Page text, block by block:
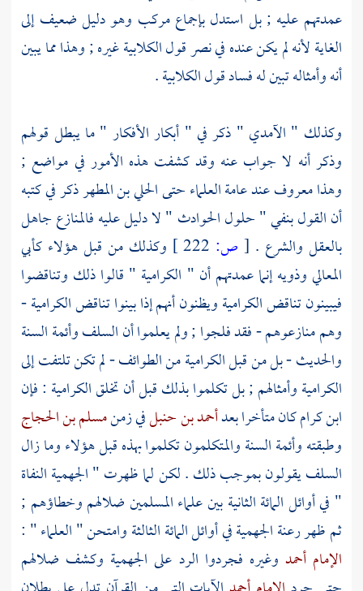
عمدتهم عليه ; بل استدل بإجماع مركب وهو دليل ضعيف إلى
الغاية لأنه لم يكن عنده في نصر قولالكلابيةغيره ; وهذا مما يبين
أنه وأمثاله تبين له فساد قولالكلابية.
وكذلك " الآمدي " ذكر في " أبكار الأفكار " ما يبطل قولهم
وذكر أنه لا جواب عنه وقد كشفت هذه الأمور في مواضع ;
وهذا معروف عند عامة العلماء حتىالحلي بن المطهرذكر في كتبه
أن القول بنفي " حلول الحوادث " لا دليل عليه فالمنازع جاهل
بالعقل والشرع . [ ص: وكذلك من قبل هؤلاء كأبي
المعاليوذويه إنما عمدتهم أن " الكرامية " قالوا ذلك وتناقضوا
فيبينون تناقضالكراميةويظنون أنهم إذا بينوا تناقضالكرامية-
وهم منازعوهم - فقد فلجوا ; ولم يعلموا أنالسلفوأئمة السنة
والحديث - بل من قبلالكراميةمن الطوائف - لم تكن تلتفت إلى
الكراميةوأمثالهم ; بل تكلموا بذلك قبل أن تخلقالكرامية : فإن
ابن كرامكان متأخرا بعدأحمد بن حنبلفي زمنمسلم بن الحجاج
وطبقته وأئمة السنة والمتكلمون تكلموا بهذه قبل هؤلاء وما زال
السلفيقولون بموجب ذلك . لكن لما ظهرت "الجهميةالنفاة
" في أوائل المائة الثانية بين علماء المسلمين ضلالهم وخطاؤهم ;
ثم ظهر رعنةالجهميةفي أوائل المائة الثالثة وامتحن " العلماء " :
الإمام أحمد وغيره فجردوا الرد على الجهمية وكشف ضلالهم